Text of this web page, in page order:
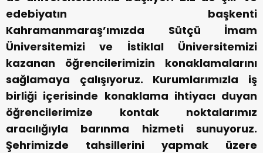
edebiyatın başkenti
Kahramanmaraş’ımızda Sütçü İmam
Üniversitemizi ve İstiklal Üniversitemizi
kazanan öğrencilerimizin konaklamalarını
sağlamaya çalışıyoruz. Kurumlarımızla iş
birliği içerisinde konaklama ihtiyacı duyan
öğrencilerimize kontak noktalarımız
aracılığıyla barınma hizmeti sunuyoruz.
Şehrimizde tahsillerini yapmak üzere